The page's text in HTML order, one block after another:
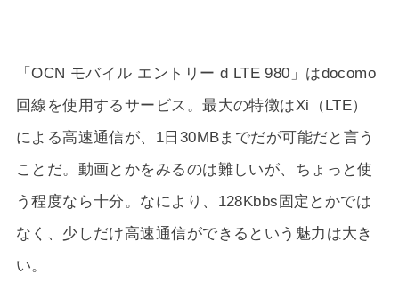
「OCN モバイル エントリー d LTE 980」はdocomo
回線を使用するサービス。最大の特徴はXi（LTE）
による高速通信が、1日30MBまでだが可能だと言う
ことだ。動画とかをみるのは難しいが、ちょっと使
う程度なら十分。なにより、128Kbbs固定とかでは
なく、少しだけ高速通信ができるという魅力は大き
い。